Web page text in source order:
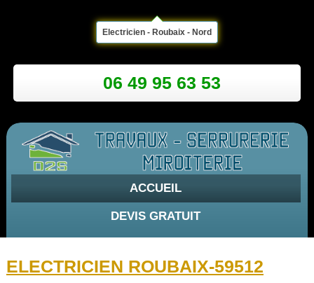
Electricien - Roubaix - Nord
06 49 95 63 53
ACCUEIL
DEVIS GRATUIT
ELECTRICIEN ROUBAIX-59512